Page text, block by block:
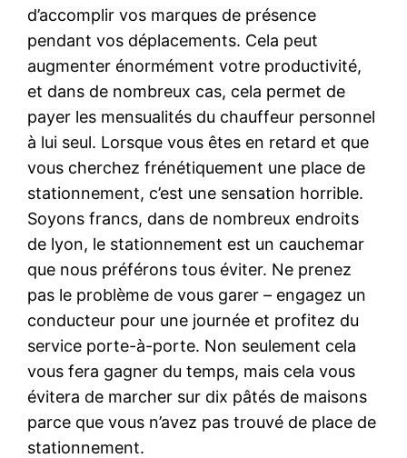
d’accomplir vos marques de présence
pendant vos déplacements. Cela peut
augmenter énormément votre productivité,
et dans de nombreux cas, cela permet de
payer les mensualités du chauffeur personnel
à lui seul. Lorsque vous êtes en retard et que
vous cherchez frénétiquement une place de
stationnement, c’est une sensation horrible.
Soyons francs, dans de nombreux endroits
de lyon, le stationnement est un cauchemar
que nous préférons tous éviter. Ne prenez
pas le problème de vous garer – engagez un
conducteur pour une journée et profitez du
service porte-à-porte. Non seulement cela
vous fera gagner du temps, mais cela vous
évitera de marcher sur dix pâtés de maisons
parce que vous n’avez pas trouvé de place de
stationnement.